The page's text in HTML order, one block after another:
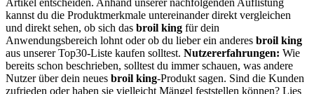
kannst du die Produktmerkmale untereinander direkt vergleichen
und direkt sehen, ob sich das broil king für dein
Anwendungsbereich lohnt oder ob du lieber ein anderes broil king
aus unserer Top30-Liste kaufen solltest. Nutzererfahrungen: Wie
bereits schon beschrieben, solltest du immer schauen, was andere
Nutzer über dein neues broil king-Produkt sagen. Sind die Kunden
zufrieden oder haben sie vielleicht Mängel feststellen können? Lies